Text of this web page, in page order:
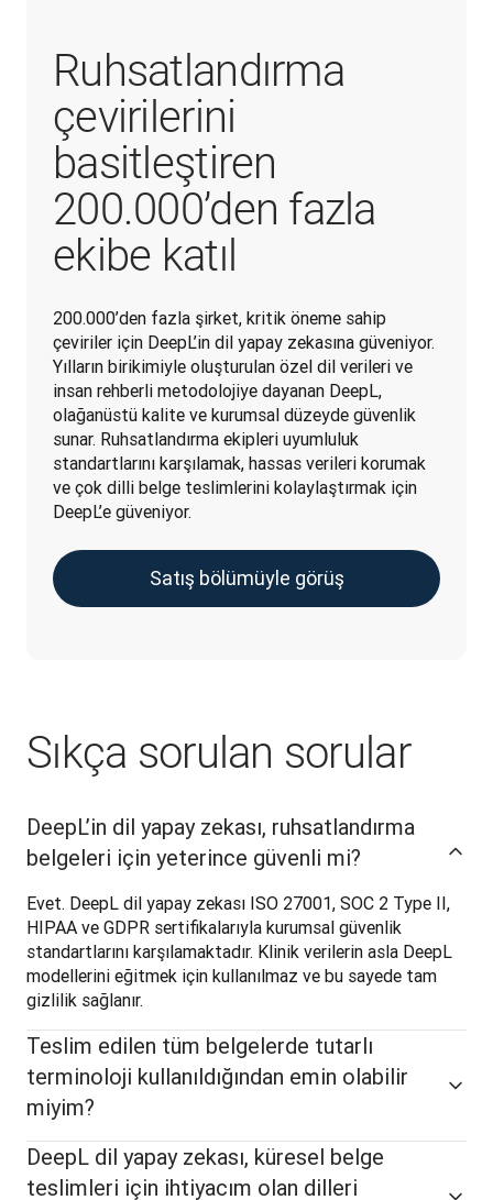
Ruhsatlandırma
çevirilerini
basitleştiren
200.000’den fazla
ekibe katıl
200.000’den fazla şirket, kritik öneme sahip
çeviriler için DeepL’in dil yapay zekasına güveniyor.
Yılların birikimiyle oluşturulan özel dil verileri ve
insan rehberli metodolojiye dayanan DeepL,
olağanüstü kalite ve kurumsal düzeyde güvenlik
sunar. Ruhsatlandırma ekipleri uyumluluk
standartlarını karşılamak, hassas verileri korumak
ve çok dilli belge teslimlerini kolaylaştırmak için
DeepL’e güveniyor.
Satış bölümüyle görüş
Sıkça sorulan sorular
DeepL’in dil yapay zekası, ruhsatlandırma
belgeleri için yeterince güvenli mi?
Evet. DeepL dil yapay zekası ISO 27001, SOC 2 Type II,
HIPAA ve GDPR sertifikalarıyla kurumsal güvenlik
standartlarını karşılamaktadır. Klinik verilerin asla DeepL
modellerini eğitmek için kullanılmaz ve bu sayede tam
gizlilik sağlanır.
Teslim edilen tüm belgelerde tutarlı
terminoloji kullanıldığından emin olabilir
miyim?
DeepL dil yapay zekası, küresel belge
teslimleri için ihtiyacım olan dilleri